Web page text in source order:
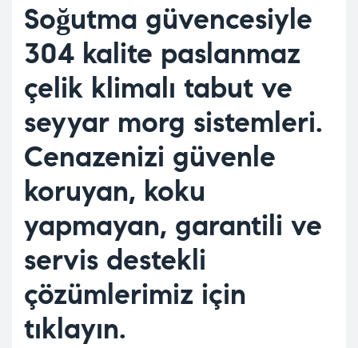
Soğutma güvencesiyle
304 kalite paslanmaz
çelik klimalı tabut ve
seyyar morg sistemleri.
Cenazenizi güvenle
koruyan, koku
yapmayan, garantili ve
servis destekli
çözümlerimiz için
tıklayın.